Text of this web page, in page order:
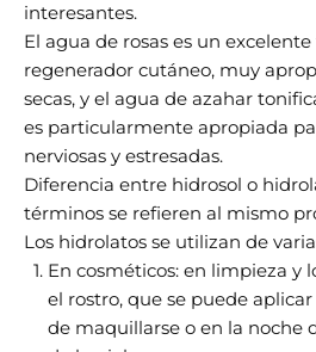
interesantes.
El agua de rosas es un
regenerador cutáneo, muy
secas, y el agua de azahar
es particularmente apropiada
nerviosas y estresadas.
Diferencia entre hidrosol o
términos se refieren al mismo
Los hidrolatos se utilizan de
En cosméticos: en limpieza y
el rostro, que se puede
de maquillarse o en la noche